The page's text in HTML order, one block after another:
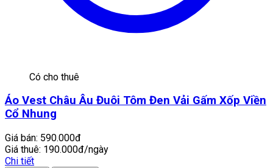
Có cho thuê
Áo Vest Châu Âu Đuôi Tôm Đen Vải Gấm Xốp Viền
Cổ Nhung
Giá bán: 590.000đ
Giá thuê: 190.000đ/ngày
Chi tiết